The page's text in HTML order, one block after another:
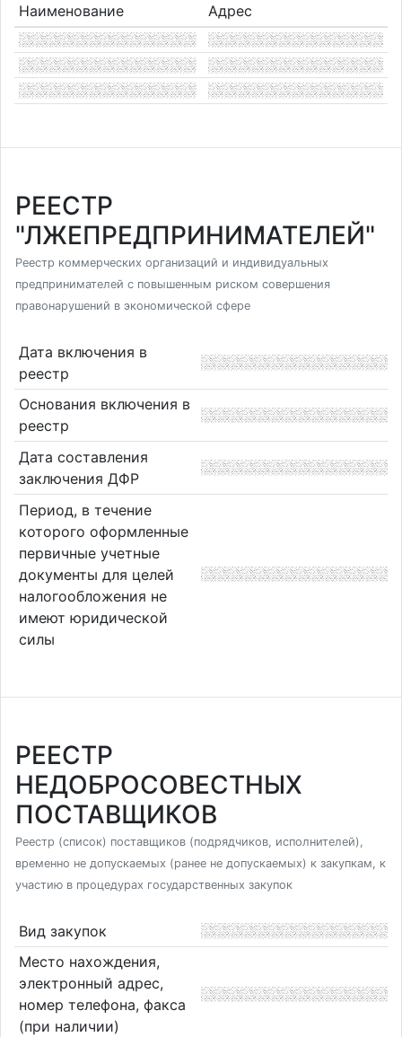
Наименование Адрес
РЕЕСТР
"ЛЖЕПРЕДПРИНИМАТЕЛЕЙ"
Реестр коммерческих организаций и индивидуальных
предпринимателей с повышенным риском совершения
правонарушений в экономической сфере
Дата включения в
реестр
Основания включения в
реестр
Дата составления
заключения ДФР
Период, в течение
которого оформленные
первичные учетные
документы для целей
налогообложения не
имеют юридической
силы
РЕЕСТР
НЕДОБРОСОВЕСТНЫХ
ПОСТАВЩИКОВ
Реестр (список) поставщиков (подрядчиков, исполнителей),
временно не допускаемых (ранее не допускаемых) к закупкам, к
участию в процедурах государственных закупок
Вид закупок
Место нахождения,
электронный адрес,
номер телефона, факса
(при наличии)